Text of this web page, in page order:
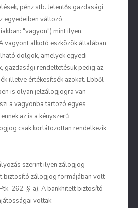
pénz stb. Jelentős gazdasági
egyedeiben változó
"vagyon") mint ilyen,
vagyont alkotó eszközök általában
dolgok, amelyek egyedi
gazdasági rendeltetésük pedig az,
illetve értékesítsék azokat. Ebből
is olyan jelzálogjogra van
a vagyonba tartozó egyes
az is a kényszerű
csak korlátozottan rendelkezik
szerint ilyen zálogjog
biztosító zálogjogformájában volt
262. §-a). A bankhitelt biztosító
voltak: